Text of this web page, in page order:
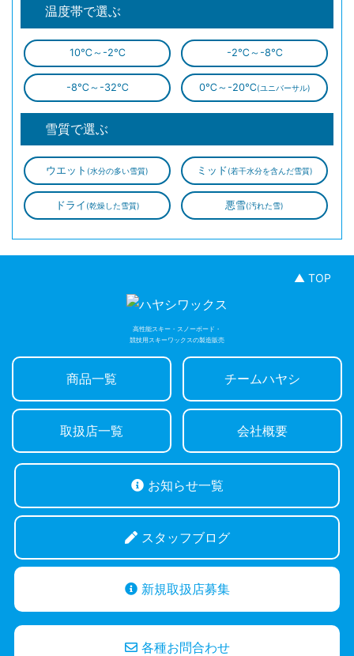
温度帯で選ぶ
10℃～-2℃ -2℃～-8℃
-8℃～-32℃ 0℃～-20℃(ユニバーサル)
雪質で選ぶ
ウエット (水分の多い雪質) ミッド(若干水分を含んだ雪質)
ドライ (乾燥した雪質) 悪雪(汚れた雪)
▲ TOP
高性能スキー・スノーボード・
競技用スキーワックスの製造販売
商品一覧 チームハヤシ
取扱店一覧 会社概要
お知らせ一覧
スタッフブログ
新規取扱店募集
各種お問合わせ